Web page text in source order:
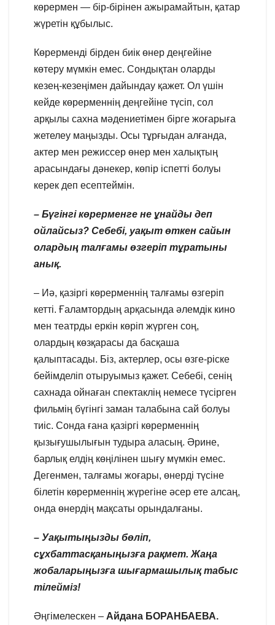
көрермен — бір-бірінен ажырамайтын, қатар
жүретін құбылыс.
Көрерменді бірден биік өнер деңгейіне
көтеру мүмкін емес. Сондықтан оларды
кезең-кезеңімен дайындау қажет. Ол үшін
кейде көрерменнің деңгейіне түсіп, сол
арқылы сахна мәдениетімен бірге жоғарыға
жетелеу маңызды. Осы тұрғыдан алғанда,
актер мен режиссер өнер мен халықтың
арасындағы дәнекер, көпір іспетті болуы
керек деп есептеймін.
– Бүгінгі көрерменге не ұнайды деп
ойлайсыз? Себебі, уақыт өткен сайын
олардың талғамы өзгеріп тұратыны
анық.
– Иә, қазіргі көрерменнің талғамы өзгеріп
кетті. Ғаламтордың арқасында әлемдік кино
мен театрды еркін көріп жүрген соң,
олардың көзқарасы да басқаша
қалыптасады. Біз, актерлер, осы өзге-ріске
бейімделіп отыруымыз қажет. Себебі, сенің
сахнада ойнаған спектаклің немесе түсірген
фильмің бүгінгі заман талабына сай болуы
тиіс. Сонда ғана қазіргі көрерменнің
қызығушылығын тудыра аласың. Әрине,
барлық елдің көңілінен шығу мүмкін емес.
Дегенмен, талғамы жоғары, өнерді түсіне
білетін көрерменнің жүрегіне әсер ете алсаң,
онда өнердің мақсаты орындалғаны.
– Уақытыңызды бөліп,
сұхбаттасқаныңызға рақмет. Жаңа
жобаларыңызға шығармашылық табыс
тілейміз!
Әңгімелескен – Айдана БОРАНБАЕВА.